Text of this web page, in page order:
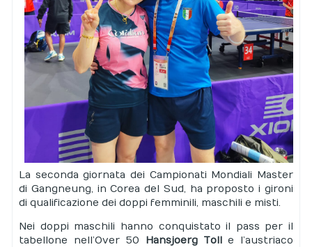
La seconda giornata dei Campionati Mondiali Master
di Gangneung, in Corea del Sud, ha proposto i gironi
di qualificazione dei doppi femminili, maschili e misti.
Nei doppi maschili hanno conquistato il pass per il
tabellone nell’Over 50 Hansjoerg Tolle l’austriaco